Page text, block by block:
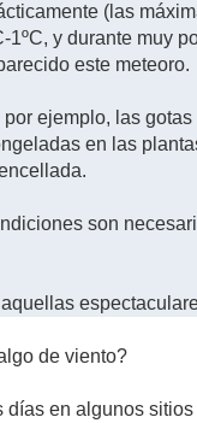
(las
1ºC, y durante muy
este meteoro.
ejemplo, las gotas
en las
son
de viento?
días en algunos